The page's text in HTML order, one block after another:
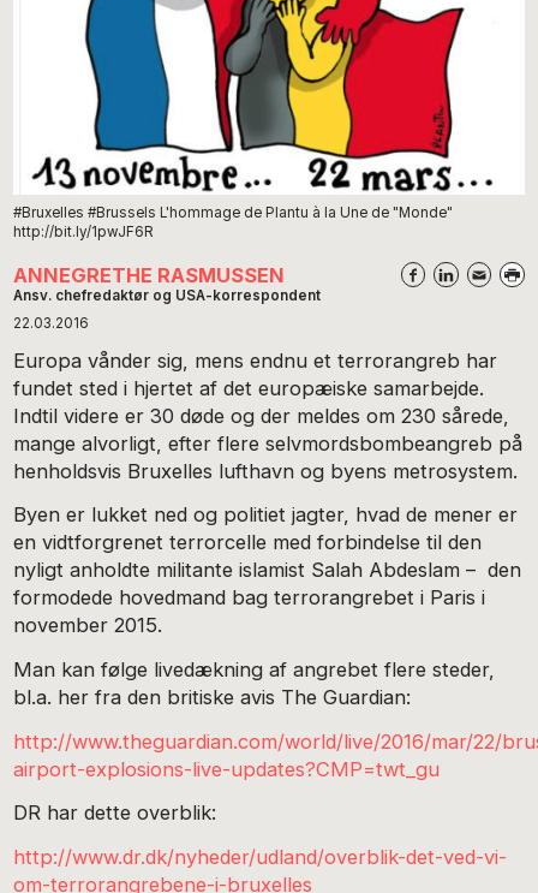
#Bruxelles #Brussels L'hommage de Plantu à la Une de "Monde"
http://bit.ly/1pwJF6R
ANNEGRETHE RASMUSSEN
Ansv. chefredaktør og USA-korrespondent
22.03.2016
Europa vånder sig, mens endnu et terrorangreb har
fundet sted i hjertet af det europæiske samarbejde.
Indtil videre er 30 døde og der meldes om 230 sårede,
mange alvorligt, efter flere selvmordsbombeangreb på
henholdsvis Bruxelles lufthavn og byens metrosystem.
Byen er lukket ned og politiet jagter, hvad de mener er
en vidtforgrenet terrorcelle med forbindelse til den
nyligt anholdte militante islamist Salah Abdeslam – den
formodede hovedmand bag terrorangrebet i Paris i
november 2015.
Man kan følge livedækning af angrebet flere steder,
bl.a. her fra den britiske avis The Guardian:
http://www.theguardian.com/world/live/2016/mar/22/
airport-explosions-live-updates?CMP=twt_gu
DR har dette overblik:
http://www.dr.dk/nyheder/udland/overblik-det-ved-vi-
om-terrorangrebene-i-bruxelles